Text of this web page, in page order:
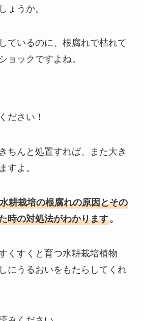
ょうか。
ているのに、根腐れで枯れて
ョックですよね。
ださい！
ちんと処置すれば、また大き
すよ。
耕栽培の根腐れの原因とその
時の対処法がわかります。
くすくと育つ水耕栽培植物
にうるおいをもたらしてくれ